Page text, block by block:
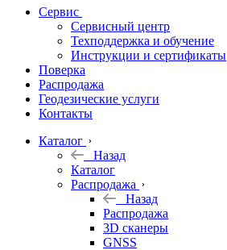
Софт
Георадары
Акции
Гидрография
Подбор
оборудования
по задачам
Архив
Геодезическое
оборудование
Сервис
Сервисный центр
Техподдержка и обучение
Инструкции и сертификаты
Поверка
Распродажа
Геодезические услуги
Контакты
Каталог
Назад
Каталог
Распродажа
Назад
Распродажа
3D сканеры
GNSS